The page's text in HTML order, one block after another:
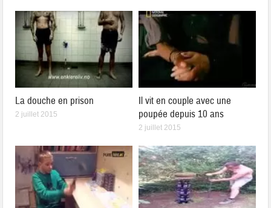
La douche en prison
2 juillet 2015
Il vit en couple avec une
poupée depuis 10 ans
2 juillet 2015